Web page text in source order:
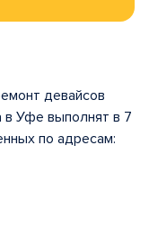
девайсов
в Уфе выполнят в 7
по адресам: